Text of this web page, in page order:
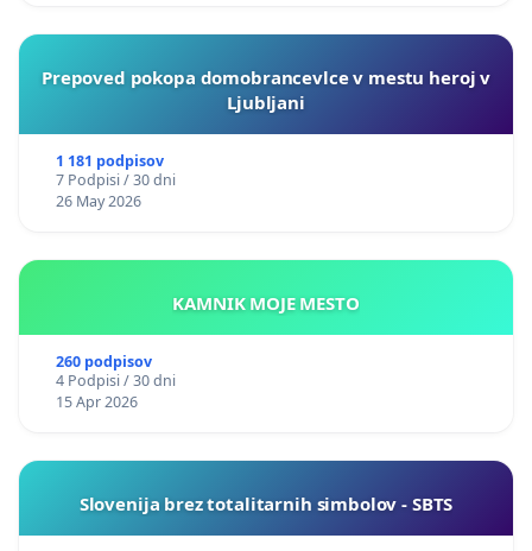
Prepoved pokopa domobrancevlce v mestu heroj v
Ljubljani
1 181 podpisov
7 Podpisi / 30 dni
26 May 2026
KAMNIK MOJE MESTO
260 podpisov
4 Podpisi / 30 dni
15 Apr 2026
Slovenija brez totalitarnih simbolov - SBTS